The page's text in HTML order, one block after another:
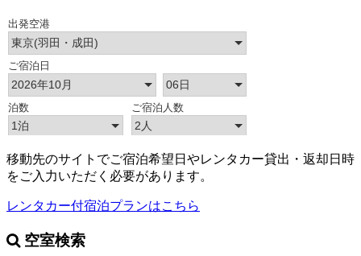
移動先のサイトでご宿泊希望日やレンタカー貸出・返却日時
をご入力いただく必要があります。
レンタカー付宿泊プランはこちら
空室検索